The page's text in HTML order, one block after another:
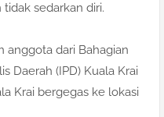
sedarkan diri.
anggota dari Bahagian
Daerah (IPD) Kuala Krai
Krai bergegas ke lokasi